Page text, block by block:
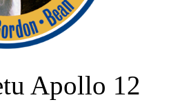
Apollo 12